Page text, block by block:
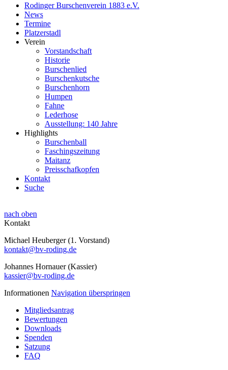
Rodinger Burschenverein 1883 e.V.
News
Termine
Platzerstadl
Verein
Vorstandschaft
Historie
Burschenlied
Burschenkutsche
Burschenhorn
Humpen
Fahne
Lederhose
Ausstellung: 140 Jahre
Highlights
Burschenball
Faschingszeitung
Maitanz
Preisschafkopfen
Kontakt
Suche
nach oben
Kontakt
Michael Heuberger (1. Vorstand)
kontakt@bv-roding.de
Johannes Hornauer (Kassier)
kassier@bv-roding.de
Informationen Navigation überspringen
Mitgliedsantrag
Bewertungen
Downloads
Spenden
Satzung
FAQ